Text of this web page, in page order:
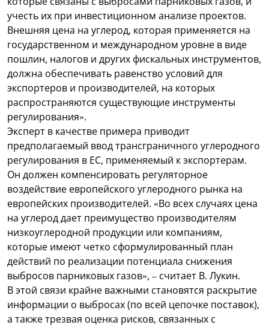
учесть их при инвестиционном анализе проектов.
Внешняя цена на углерод, которая применяется на
государственном и международном уровне в виде
пошлин, налогов и других фискальных инструментов,
должна обеспечивать равенство условий для
экспортеров и производителей, на которых
распространяются существующие инструменты
регулирования».
Эксперт в качестве примера приводит
предполагаемый ввод трансграничного углеродного
регулирования в ЕС, применяемый к экспортерам.
Он должен компенсировать регуляторное
воздействие европейского углеродного рынка на
европейских производителей. «Во всех случаях цена
на углерод дает преимущество производителям
низкоуглеродной продукции или компаниям,
которые имеют четко сформулированный план
действий по реализации потенциала снижения
выбросов парниковых газов», – считает В. Лукин.
В этой связи крайне важными становятся раскрытие
информации о выбросах (по всей цепочке поставок),
а также трезвая оценка рисков, связанных с